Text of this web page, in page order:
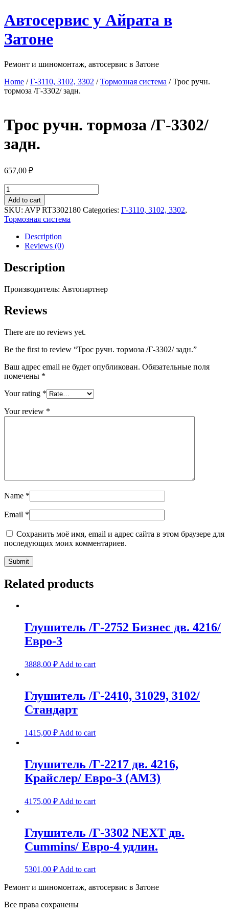
Перейти
к
содержимому
Автосервис у Айрата в
Затоне
Ремонт и шиномонтаж, автосервис в Затоне
Home /Г-3110, 3102, 3302 /Тормозная система / Трос ручн.
тормоза /Г-3302/ задн.
Трос ручн. тормоза /Г-3302/
задн.
657,00 ₽
Трос
ручн.
тормоза
/
Г-3302/
задн.
quantity
Add to cart
SKU: AVP RT3302180 Categories: Г-3110, 3102, 3302,
Тормозная система
Description
Reviews (0)
Description
Производитель: Автопартнер
Reviews
There are no reviews yet.
Be the first to review “Трос ручн. тормоза /Г-3302/ задн.”
Ваш адрес email не будет опубликован. Обязательные поля
помечены *
Your rating *
Your review *
Name *
Email *
Сохранить моё имя, email и адрес сайта в этом браузере для
последующих моих комментариев.
Related products
Глушитель /Г-2752 Бизнес дв. 4216/
Евро-3
3888,00 ₽ Add to cart
Глушитель /Г-2410, 31029, 3102/
Стандарт
1415,00 ₽ Add to cart
Глушитель /Г-2217 дв. 4216,
Крайслер/ Евро-3 (АМЗ)
4175,00 ₽ Add to cart
Глушитель /Г-3302 NEXT дв.
Cummins/ Евро-4 удлин.
5301,00 ₽Add to cart
Ремонт и шиномонтаж, автосервис в Затоне
Все права сохранены